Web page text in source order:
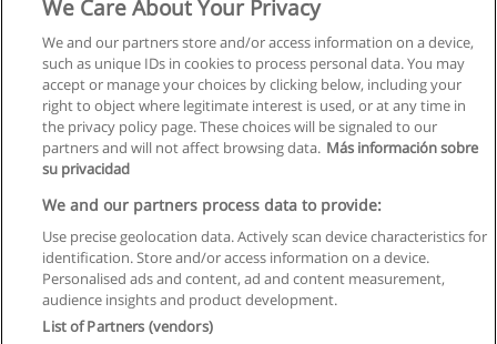
Demande d'information
Règles d'utilisation
Confidentialité des données
Contacter Educaedu
Copyright © Educaedu Business S.L. - CIF : B-95610580: -
We Care About Your Privacy
We and our partners store and/or access information on a device,
such as unique IDs in cookies to process personal data. You may
accept or manage your choices by clicking below, including your
right to object where legitimate interest is used, or at any time in
the privacy policy page. These choices will be signaled to our
partners and will not affect browsing data. Más información sobre
su privacidad
We and our partners process data to provide:
Use precise geolocation data. Actively scan device characteristics for
identification. Store and/or access information on a device.
Personalised ads and content, ad and content measurement,
audience insights and product development.
List of Partners (vendors)